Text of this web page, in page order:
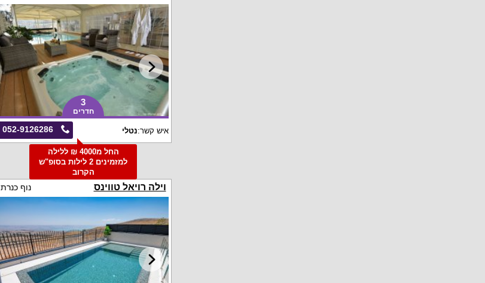
3
חדרים
052-9126286 איש קשר:נטלי
החל מ4000 ₪ ללילה
למזמינים 2 לילות בסופ"ש
הקרוב
וילה רויאל טווינס נוף כנרת